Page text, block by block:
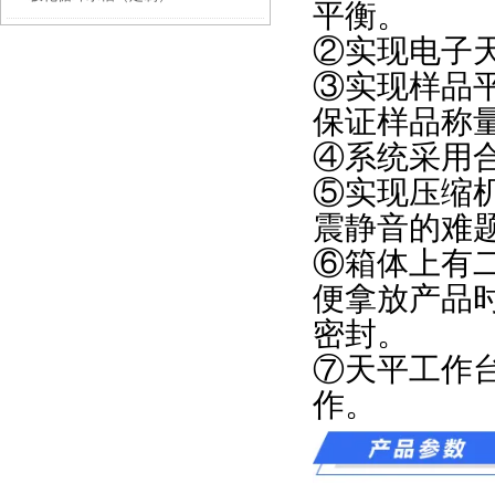
平衡。
②实现电子
③实现样品
保证样品称
④系统采用
⑤实现压缩
震静音的难
⑥箱体上有
便拿放产品
密封。
⑦天平工作
作。